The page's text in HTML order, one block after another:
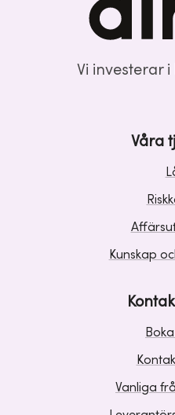
Vi investerar
Våra
Kunskap
Vanliga